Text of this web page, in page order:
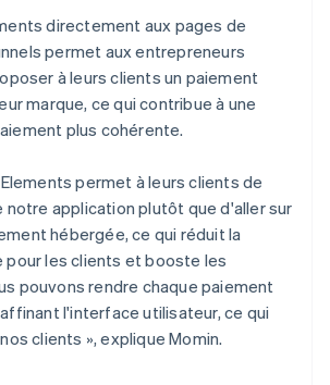
directement aux pages de
permet aux entrepreneurs
à leurs clients un paiement
marque, ce qui contribue à une
plus cohérente.
permet à leurs clients de
notre application plutôt que d'aller sur
hébergée, ce qui réduit la
pour les clients et booste les
pouvons rendre chaque paiement
l'interface utilisateur, ce qui
clients », explique Momin.